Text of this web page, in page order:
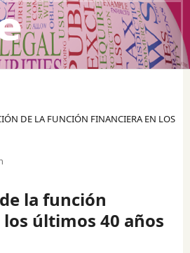
DE LA FUNCIÓN FINANCIERA EN LOS
la función
últimos 40 años